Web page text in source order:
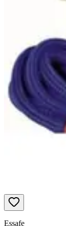
Essafe